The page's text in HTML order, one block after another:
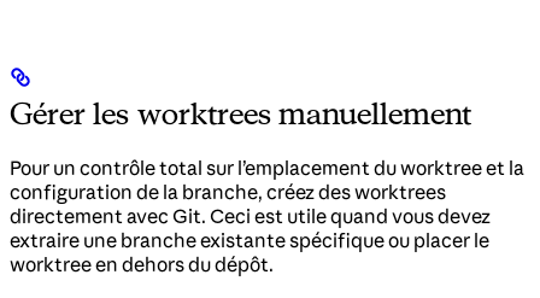
Gérer les worktrees manuellement
Pour un contrôle total sur l’emplacement du worktree et la
configuration de la branche, créez des worktrees
directement avec Git. Ceci est utile quand vous devez
extraire une branche existante spécifique ou placer le
worktree en dehors du dépôt.